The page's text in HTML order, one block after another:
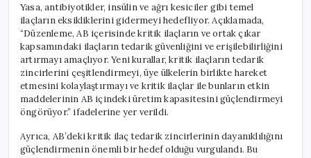
Yasa, antibiyotikler, insülin ve ağrı kesiciler gibi temel
ilaçların eksikliklerini gidermeyi hedefliyor. Açıklamada,
“Düzenleme, AB içerisinde kritik ilaçların ve ortak çıkar
kapsamındaki ilaçların tedarik güvenliğini ve erişilebilirliğini
artırmayı amaçlıyor. Yeni kurallar, kritik ilaçların tedarik
zincirlerini çeşitlendirmeyi, üye ülkelerin birlikte hareket
etmesini kolaylaştırmayı ve kritik ilaçlar ile bunların etkin
maddelerinin AB içindeki üretim kapasitesini güçlendirmeyi
öngörüyor.” ifadelerine yer verildi.
Ayrıca, AB’deki kritik ilaç tedarik zincirlerinin dayanıklılığını
güçlendirmenin önemli bir hedef olduğu vurgulandı. Bu